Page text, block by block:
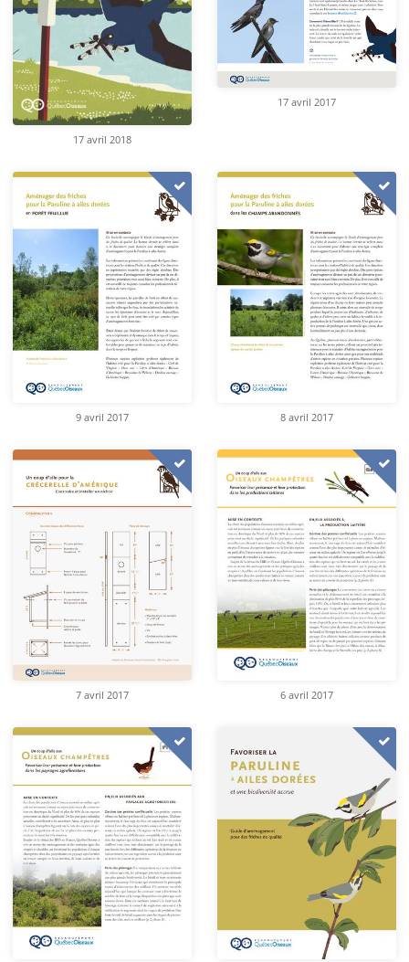
17 avril 2018
17 avril 2017
9 avril 2017 8 avril 2017
7 avril 2017 6 avril 2017